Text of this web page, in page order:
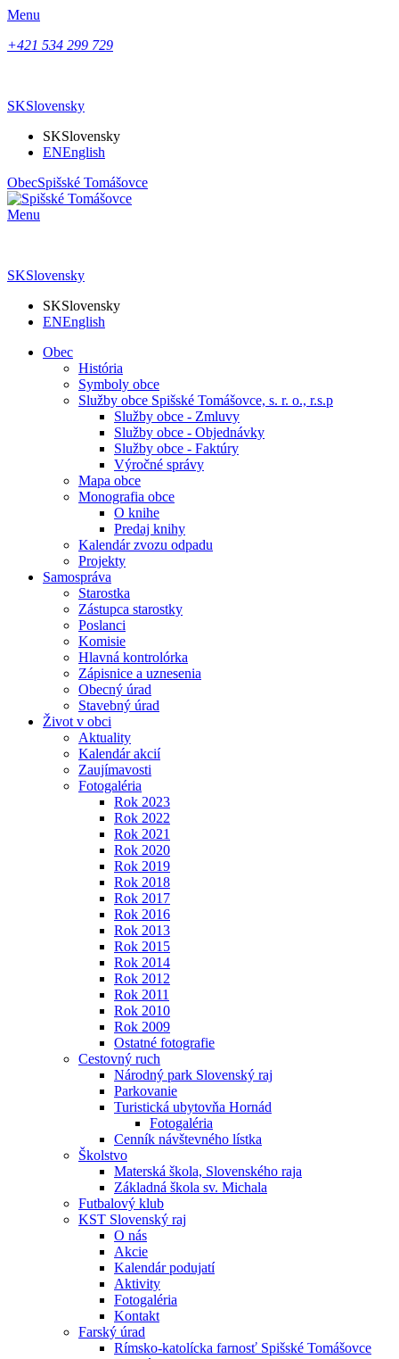
Menu
+421 534 299 729
SKSlovensky
SKSlovensky
ENEnglish
ObecSpišské Tomášovce
Menu
SKSlovensky
SKSlovensky
ENEnglish
Obec
História
Symboly obce
Služby obce Spišské Tomášovce, s. r. o., r.s.p
Služby obce - Zmluvy
Služby obce - Objednávky
Služby obce - Faktúry
Výročné správy
Mapa obce
Monografia obce
O knihe
Predaj knihy
Kalendár zvozu odpadu
Projekty
Samospráva
Starostka
Zástupca starostky
Poslanci
Komisie
Hlavná kontrolórka
Zápisnice a uznesenia
Obecný úrad
Stavebný úrad
Život v obci
Aktuality
Kalendár akcií
Zaujímavosti
Fotogaléria
Rok 2023
Rok 2022
Rok 2021
Rok 2020
Rok 2019
Rok 2018
Rok 2017
Rok 2016
Rok 2013
Rok 2015
Rok 2014
Rok 2012
Rok 2011
Rok 2010
Rok 2009
Ostatné fotografie
Cestovný ruch
Národný park Slovenský raj
Parkovanie
Turistická ubytovňa Hornád
Fotogaléria
Cenník návštevného lístka
Školstvo
Materská škola, Slovenského raja
Základná škola sv. Michala
Futbalový klub
KST Slovenský raj
O nás
Akcie
Kalendár podujatí
Aktivity
Fotogaléria
Kontakt
Farský úrad
Rímsko-katolícka farnosť Spišské Tomášovce